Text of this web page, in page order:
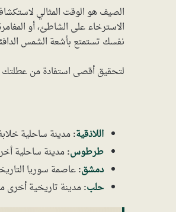
الصيف هو الوقت المثالي
الاسترخاء على الشاطئ، أو
نفسك تستمتع بأشعة الشمس
لتحقيق أقصى استفادة من
اللاذقية:مدينة ساحلية
طرطوس:مدينة ساحلية
دمشق:عاصمة سوريا
حلب:مدينة تاريخية أخرى